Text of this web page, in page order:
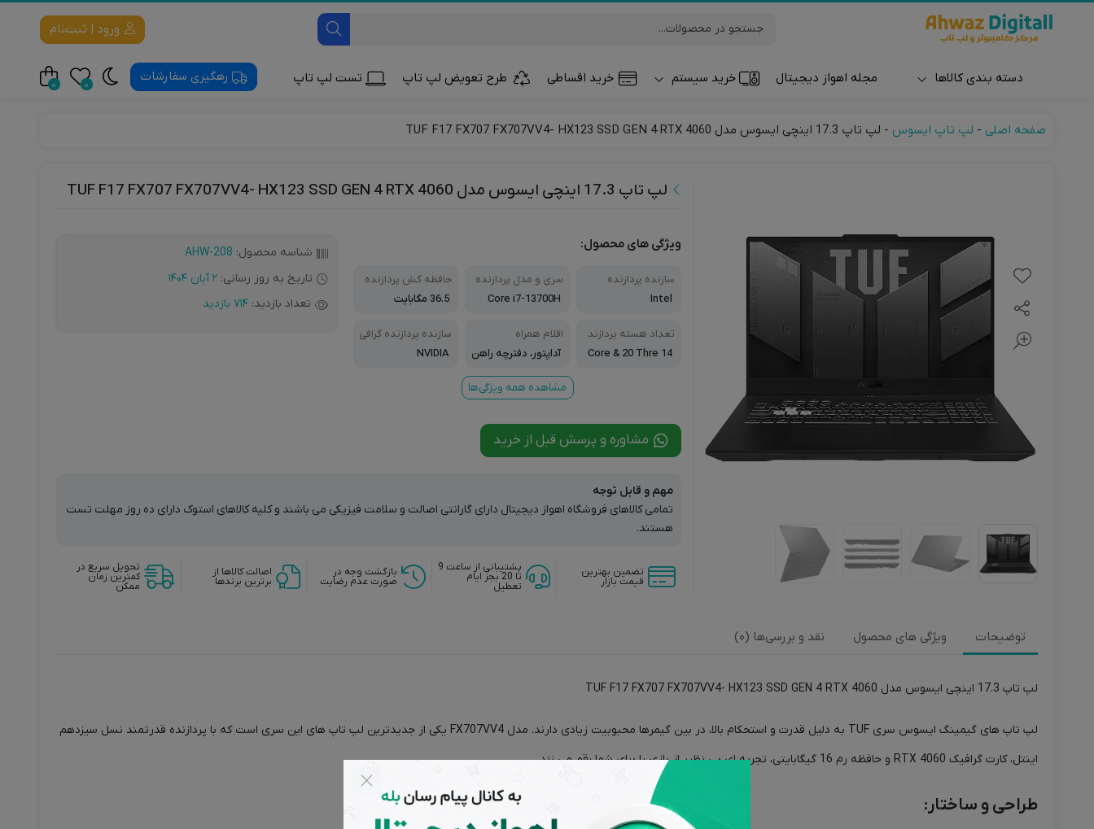
دسته بندی کالاها
ساعت و مچ بند ساعت هوشمند تلفن همراه و تبلت
مجله اهواز دیجیتال خرید سیستم خرید اقساطی طرح تعویض لپ تاپ تست لپ تاپ رهگیری سفارشات 0
0
صفحه اصلی - لپ تاپ ایسوس - لپ تاپ 17.3 اینچی ایسوس مدل TUF F17 FX707 FX707VV4- HX123 SSD GEN 4 RTX 4060
لپ تاپ 17.3 اینچی ایسوس مدل TUF F17 FX707 FX707VV4- HX123 SSD GEN 4 RTX 4060
ویژگی های محصول:
سازنده پردازنده
Intel
سری و مدل پردازنده
Core i7-13700H
حافظه کش پردازنده
36.5 مگابایت
تعداد هسته پردازند
ه
14 Core & 20 Thre
اقلام همراه
آداپتور، دفترچه راهن
سازنده پردازنده گرافی
کی
NVIDIA
مشاهده همه ویژگی‌ها
مشاوره و پرسش قبل از خرید
شناسه محصول: AHW-208
تاریخ به روز رسانی: 2 آبان 1404
تعداد بازدید: 714 بازدید
مهم و قابل توجه
تمامی کالاهای فروشگاه اهواز دیجیتال دارای گارانتی اصالت و سلامت فیزیکی می باشند و کلیه کالاهای استوک دارای ده روز مهلت تست
هستند.
تضمین بهترین
قیمت بازار
پشتیبانی از ساعت 9
تا 20 بجز ایام
تعطیل
بازگشت وجه در
صورت عدم رضایت
اصالت کالاها از
برترین برندها
تحویل سریع در
کمترین زمان
ممکن
توضیحات ویژگی های محصول نقد و بررسی‌ها (0)
لپ تاپ 17.3 اینچی ایسوس مدل TUF F17 FX707 FX707VV4- HX123 SSD GEN 4 RTX 4060
لپ تاپ های گیمینگ ایسوس سری TUF به دلیل قدرت و استحکام بالا، در بین گیمرها محبوبیت زیادی دارند. مدل FX707VV4 یکی از جدیدترین لپ تاپ های این سری است که با پردازنده قدرتمند نسل سیزدهم
اینتل، کارت گرافیک RTX 4060 و حافظه رم 16 گیگابایتی، تجربه ای بی نظیر از بازی را برای شما رقم می زند.
طراحی و ساختار: